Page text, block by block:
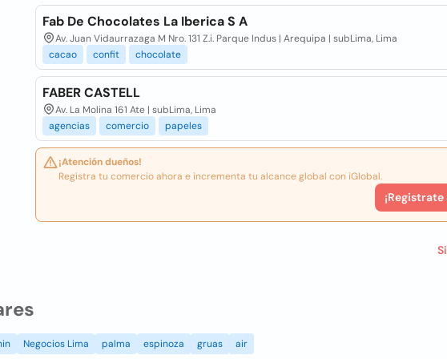
Fab De Chocolates La Iberica S A
Av. Juan Vidaurrazaga M Nro. 131 Z.i. Parque Indus | Arequipa | subLima, Lima
cacao
confit chocolate
FABER CASTELL
Av. La Molina 161 Ate | subLima, Lima
agencias
comercio papeles
¡Atención dueños!
Registra tu comercio ahora e incrementa tu alcance global con iGlobal.
¡Registrate
Negocios Lima palma espinoza gruas air